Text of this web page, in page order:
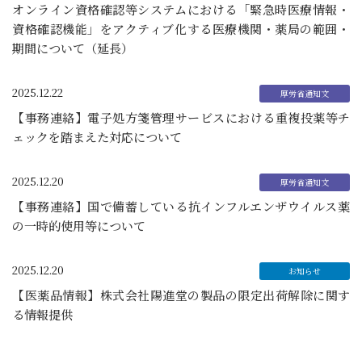
オンライン資格確認等システムにおける「緊急時医療情報・
資格確認機能」をアクティブ化する医療機関・薬局の範囲・
期間について（延長）
2025.12.22
【事務連絡】電子処方箋管理サービスにおける重複投薬等チ
ェックを踏まえた対応について
2025.12.20
【事務連絡】国で備蓄している抗インフルエンザウイルス薬
の一時的使用等について
2025.12.20
【医薬品情報】株式会社陽進堂の製品の限定出荷解除に関す
る情報提供